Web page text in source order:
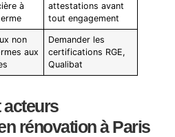
à
attestations avant
tout engagement
non
aux
Demander les
certifications RGE,
Qualibat
acteurs
rénovation à Paris